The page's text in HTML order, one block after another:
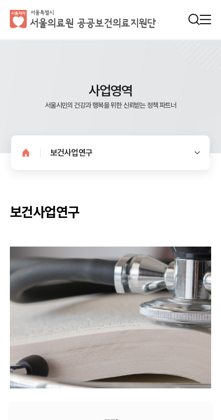
사업영역
서울시민의 건강과 행복을 위한 신뢰받는 정책 파트너
보건사업연구
보건사업연구